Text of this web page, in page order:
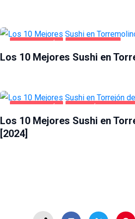
GASTRONOMÍA TORREMOLINOS
Los 10 Mejores Sushi en
GASTRONOMÍA TORREJÓN DE ARDOZ
Los 10 Mejores Sushi en
[2024]